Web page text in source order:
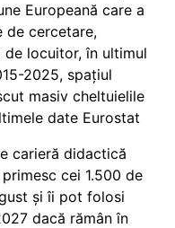
Europeană care a
de cercetare,
locuitor, în ultimul
2025, spațiul
masiv cheltuielile
date Eurostat
carieră didactică
cei 1.500 de
și îi pot folosi
dacă rămân în